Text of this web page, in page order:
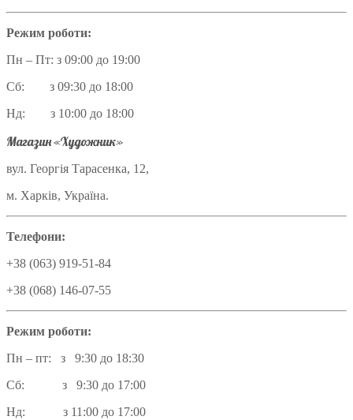
Режим роботи:
Пн – Пт: з 09:00 до 19:00
Сб: з 09:30 до 18:00
Нд: з 10:00 до 18:00
Магазин «Художник»
вул. Георгія Тарасенка, 12,
м. Харків, Україна.
Телефони:
+38 (063) 919-51-84
+38 (068) 146-07-55
Режим роботи:
Пн – пт: з 9:30 до 18:30
Сб: з 9:30 до 17:00
Нд: з 11:00 до 17:00